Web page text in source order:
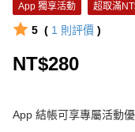
App 獨享活動 超取滿
5 ( 1 則評價 )
NT$280
App 結帳可享專屬活動